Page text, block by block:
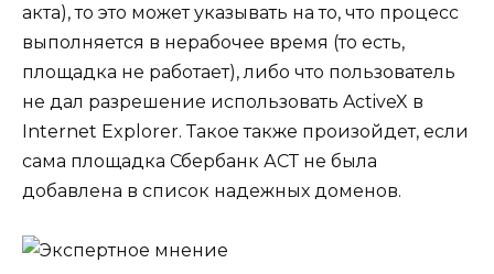
акта), то это может указывать на то, что процесс
выполняется в нерабочее время (то есть,
площадка не работает), либо что пользователь
не дал разрешение использовать ActiveX в
Internet Explorer. Такое также произойдет, если
сама площадка Сбербанк АСТ не была
добавлена в список надежных доменов.